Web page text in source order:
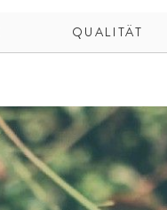
QUALITÄT